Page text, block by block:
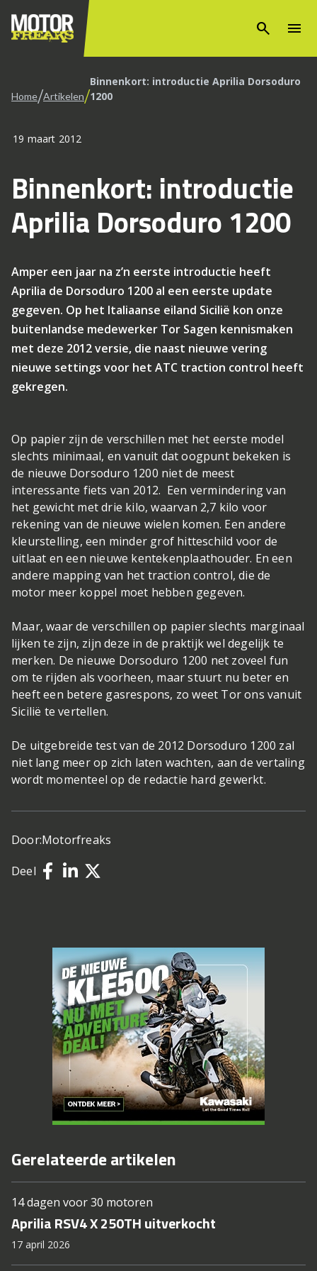
search menu
Home/Artikelen/Binnenkort: introductie Aprilia Dorsoduro
1200
19 maart 2012
Binnenkort: introductie
Aprilia Dorsoduro 1200
Amper een jaar na z’n eerste introductie heeft
Aprilia de Dorsoduro 1200 al een eerste update
gegeven. Op het Italiaanse eiland Sicilië kon onze
buitenlandse medewerker Tor Sagen kennismaken
met deze 2012 versie, die naast nieuwe vering
nieuwe settings voor het ATC traction control heeft
gekregen.
Op papier zijn de verschillen met het eerste model
slechts minimaal, en vanuit dat oogpunt bekeken is
de nieuwe Dorsoduro 1200 niet de meest
interessante fiets van 2012. Een vermindering van
het gewicht met drie kilo, waarvan 2,7 kilo voor
rekening van de nieuwe wielen komen. Een andere
kleurstelling, een minder grof hitteschild voor de
uitlaat en een nieuwe kentekenplaathouder. En een
andere mapping van het traction control, die de
motor meer koppel moet hebben gegeven.
Maar, waar de verschillen op papier slechts marginaal
lijken te zijn, zijn deze in de praktijk wel degelijk te
merken. De nieuwe Dorsoduro 1200 net zoveel fun
om te rijden als voorheen, maar stuurt nu beter en
heeft een betere gasrespons, zo weet Tor ons vanuit
Sicilië te vertellen.
De uitgebreide test van de 2012 Dorsoduro 1200 zal
niet lang meer op zich laten wachten, aan de vertaling
wordt momenteel op de redactie hard gewerkt.
Door:Motorfreaks
Deel
Gerelateerde artikelen
14 dagen voor 30 motoren
Aprilia RSV4 X 250TH uitverkocht
17 april 2026